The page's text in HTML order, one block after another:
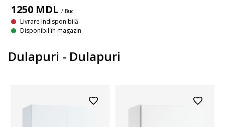
1250 MDL / Buc
Livrare Indisponibilă
Disponibil în magazin
Dulapuri - Dulapuri